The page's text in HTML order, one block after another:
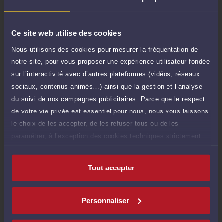
Ce site web utilise des cookies
Nous utilisons des cookies pour mesurer la fréquentation de
notre site, pour vous proposer une expérience utilisateur fondée
sur l’interactivité avec d’autres plateformes (vidéos, réseaux
sociaux, contenus animés…) ainsi que la gestion et l’analyse
du suivi de nos campagnes publicitaires. Parce que le respect
de votre vie privée est essentiel pour nous, nous vous laissons
le choix de les accepter, de les refuser tous ou de les
paramétrer, à l’exception des cookies techniques strictement
nécessaires au fonctionnement du site.
Tout accepter
Personnaliser
Question simple
Réponse concise à votre question (moins
de 1.000 caractères)
30 €
TTC
Poser une question
Compétences
Droit du dommage corporel